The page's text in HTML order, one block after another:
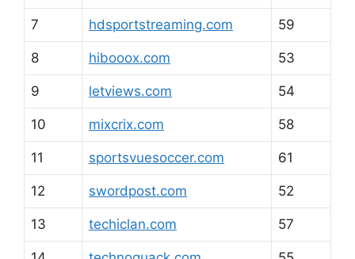
7 hdsportstreaming.com 59
8 hibooox.com 53
9 letviews.com 54
10 mixcrix.com 58
11 sportsvuesoccer.com 61
12 swordpost.com 52
13 techiclan.com 57